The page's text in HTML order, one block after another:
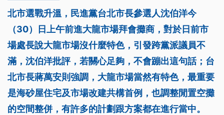
北市選戰升溫，民進黨台北市長參選人沈伯洋今
（30）日上午前進大龍市場拜會攤商，對於日前市
場處長說大龍市場沒什麼特色，引發跨黨派議員不
滿，沈伯洋批評，若關心足夠，不會蹦出這句話；台
北市長蔣萬安則強調，大龍市場當然有特色，最重要
是海砂屋住宅及市場改建共構首例，也調整閒置空攤
的空間整併，有許多的計劃跟方案都在進行當中。